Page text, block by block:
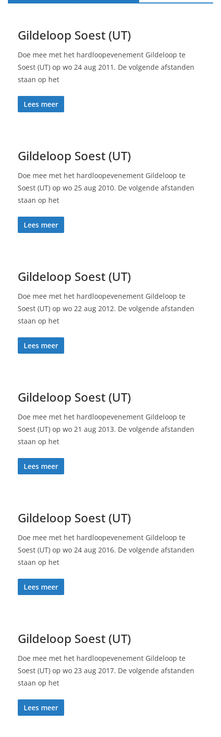
Gildeloop Soest (UT)
Doe mee met het hardloopevenement Gildeloop te
Soest (UT) op wo 24 aug 2011. De volgende afstanden
staan op het
Lees meer
Gildeloop Soest (UT)
Doe mee met het hardloopevenement Gildeloop te
Soest (UT) op wo 25 aug 2010. De volgende afstanden
staan op het
Lees meer
Gildeloop Soest (UT)
Doe mee met het hardloopevenement Gildeloop te
Soest (UT) op wo 22 aug 2012. De volgende afstanden
staan op het
Lees meer
Gildeloop Soest (UT)
Doe mee met het hardloopevenement Gildeloop te
Soest (UT) op wo 21 aug 2013. De volgende afstanden
staan op het
Lees meer
Gildeloop Soest (UT)
Doe mee met het hardloopevenement Gildeloop te
Soest (UT) op wo 24 aug 2016. De volgende afstanden
staan op het
Lees meer
Gildeloop Soest (UT)
Doe mee met het hardloopevenement Gildeloop te
Soest (UT) op wo 23 aug 2017. De volgende afstanden
staan op het
Lees meer